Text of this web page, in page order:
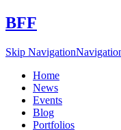
BFF
Skip Navigation
Home
News
Events
Blog
Portfolios